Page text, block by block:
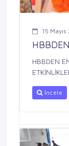
15
HBBDEN
İncele